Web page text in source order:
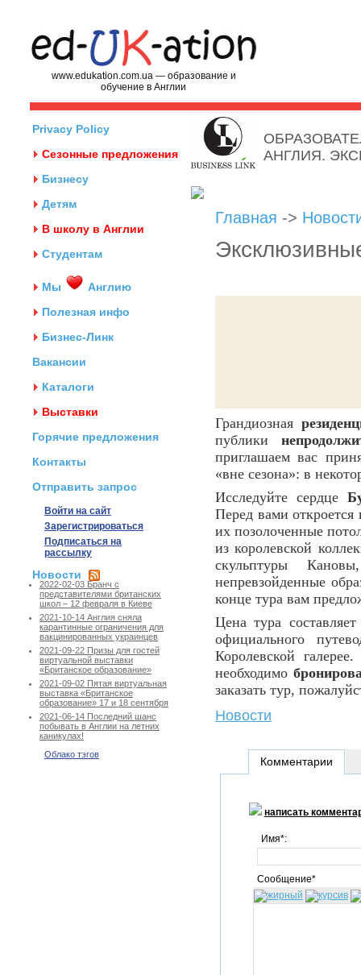
www.edukation.com.ua — образование и
обучение в Англии
Privacy Policy
Сезонные предложения
Бизнесу
Детям
В школу в Англии
Студентам
Мы
Англию
Полезная инфо
Бизнес-Линк
Вакансии
Каталоги
Выставки
Горячие предложения
Контакты
Отправить запрос
Войти на сайт
Зарегистрироваться
Подписаться на
рассылку
Новости
2022-02-03 Бранч с
представителями британских
школ – 12 февраля в Киеве
2021-10-14 Англия сняла
карантинные ограничения для
вакцинированных украинцев
2021-09-22 Призы для гостей
виртуальной выставки
«Британское образование»
2021-09-02 Пятая виртуальная
выставка «Британское
образование» 17 и 18 сентября
2021-06-14 Последний шанс
побывать в Англии на летних
каникулах!
Облако тэгов
АНГЛИЯ.
Главная ->
Грандиозная
публики
приглашаем вас
«вне сезона»: в
Исследуйте сердце
Перед вами
их позолоченные
из королевской
скульптуры
непревзойденные
конце тура вам
Цена тура
официального
Королевской
необходимо
заказать тур,
Новости
Комментарии
написать
Имя*:
Сообщение*